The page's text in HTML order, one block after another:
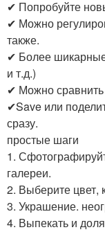
✔ Попробуйте
✔ Можно
также.
✔ Более
и т.д.)
✔ Можно
✔Save или
сразу.
простые шаги
1.
галереи.
2. Выберите цвет,
3. Украшение.
4. Выпекать и